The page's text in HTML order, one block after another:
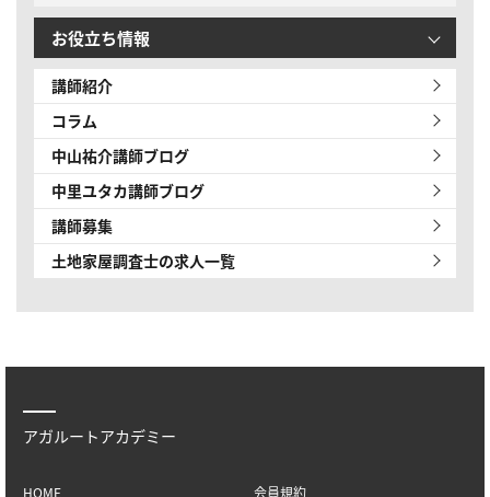
お役立ち情報
講師紹介
コラム
中山祐介講師ブログ
中里ユタカ講師ブログ
講師募集
土地家屋調査士の求人一覧
アガルートアカデミー
HOME 会員規約